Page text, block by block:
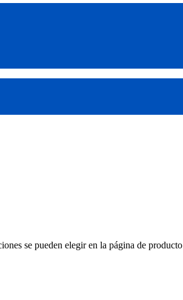
se pueden elegir en la página de producto